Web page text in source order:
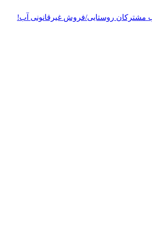
مشترکان روستایی/فروش غیرقانونی آب!